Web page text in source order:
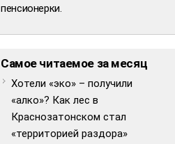
пенсионерки.
Самое читаемое за месяц
Хотели «эко» – получили
«алко»? Как лес в
Краснозатонском стал
«территорией раздора»